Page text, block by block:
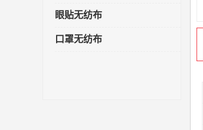
眼贴无纺布
口罩无纺布